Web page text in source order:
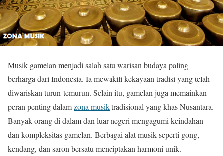
Musik gamelan menjadi salah satu warisan budaya paling
berharga dari Indonesia. Ia mewakili kekayaan tradisi yang telah
diwariskan turun-temurun. Selain itu, gamelan juga memainkan
peran penting dalamzona musiktradisional yang khas Nusantara.
Banyak orang di dalam dan luar negeri mengagumi keindahan
dan kompleksitas gamelan. Berbagai alat musik seperti gong,
kendang, dan saron bersatu menciptakan harmoni unik.